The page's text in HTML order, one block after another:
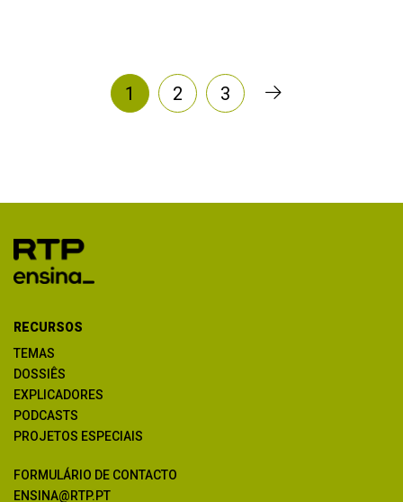
1 2 3
RECURSOS
TEMAS
DOSSIÊS
EXPLICADORES
PODCASTS
PROJETOS ESPECIAIS
FORMULÁRIO DE CONTACTO
ENSINA@RTP.PT